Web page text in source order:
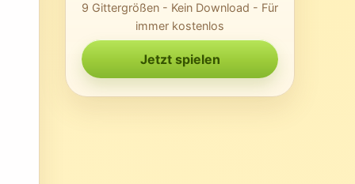
9 Gittergrößen - Kein Download - Für
immer kostenlos
Jetzt spielen